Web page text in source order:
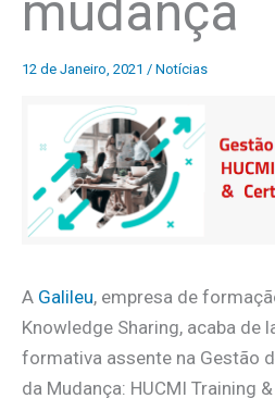
12 de Janeiro, 2021 / Notícias
A Galileu, empresa de
Knowledge Sharing, acaba de
formativa assente na Gestão
da Mudança: HUCMI Training